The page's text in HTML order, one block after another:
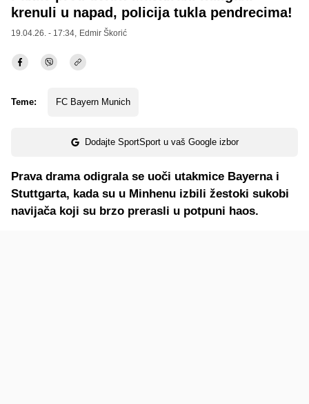
krenuli u napad, policija tukla pendrecima!
19.04.26. - 17:34, Edmir Škorić
Teme: FC Bayern Munich
Dodajte SportSport u vaš Google izbor
Prava drama odigrala se uoči utakmice Bayerna i
Stuttgarta, kada su u Minhenu izbili žestoki sukobi
navijača koji su brzo prerasli u potpuni haos.